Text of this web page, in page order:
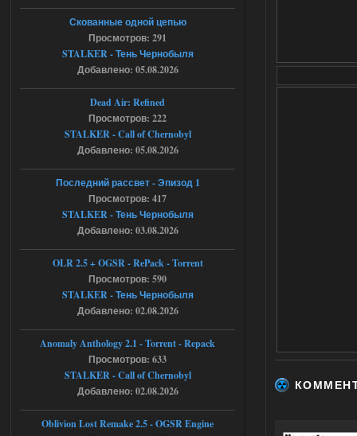
Stalker-Mods-Clan-su
Доступно только для пользователей
Ответить ➤
05.08.2026
Тайна Зоны - Remaster 2026
AndreySA
патч я установил после
установки мода, да, ладно,
наверное вы правы придется ожидать
Тайна Зоны - Remaster 2026
Stalker-Mods-Clan-su
Доступно только для пользователей
Ответить ➤
Тайна Зоны - Remaster 2026
20:25
AndreySA
[05.08.26
Скованные одной цепью
Просмотров: 291
STALKER - Тень Чернобыля
Добавлено: 05.08.2026
Dead Air: Refined
Просмотров: 222
STALKER - Call of Chernobyl
Добавлено: 05.08.2026
Последний рассвет - Эпизод 1
Просмотров: 417
STALKER - Тень Чернобыля
Добавлено: 03.08.2026
OLR 2.5 + OGSR - RePack - Torrent
Просмотров: 590
STALKER - Тень Чернобыля
Добавлено: 02.08.2026
Anomaly Anthology 2.1 - Torrent - Repack
Просмотров: 633
STALKER - Call of Chernobyl
Добавлено: 02.08.2026
Oblivion Lost Remake 2.5 - OGSR Engine